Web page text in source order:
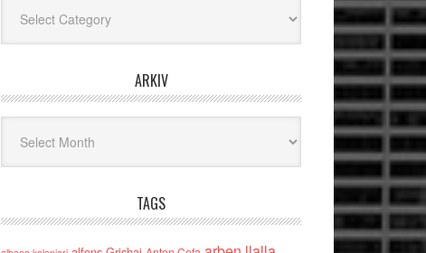
ARKIV
TAGS